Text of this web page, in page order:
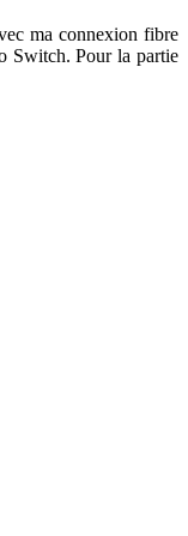
ma connexion fibre
Switch. Pour la partie